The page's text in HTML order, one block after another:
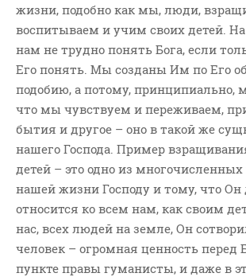
жизни, подобно как мы, люди,
воспитываем и учим своих детей.
нам не трудно понять Бога, если
Его понять. Мы созданы Им по Его
подобию, а потому, принципиально,
что мы чувствуем и переживаем,
бытия и другое – оно в такой же
нашего Господа. Пример
детей – это одно из
нашей жизни Господу и тому, что Он
относится ко всем нам, как своим
нас, всех людей на земле, Он
человек – огромная ценность перед
пункте правы гуманисты, и даже в